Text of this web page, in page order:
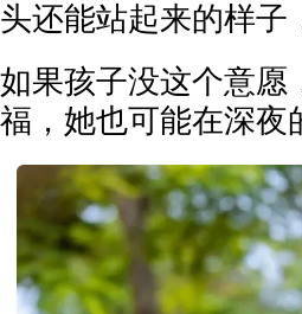
头还能站起来的样子
如果孩子没这个意愿
福，她也可能在深夜